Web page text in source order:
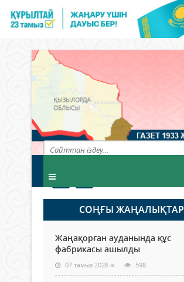
СОҢҒЫ ЖАҢАЛЫҚТАР
Жаңақорған ауданында құс
фабрикасы ашылды
07 тамыз 2026 ж. 598